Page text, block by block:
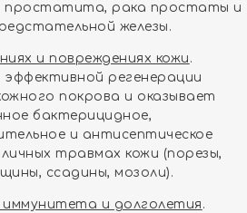
простатита, рака простаты и
железы.
и повреждениях кожи .
регенерации
покрова и оказывает
бактерицидное,
и антисептическое
травмах кожи (порезы,
ссадины, мозоли).
иммунитета и долголетия .